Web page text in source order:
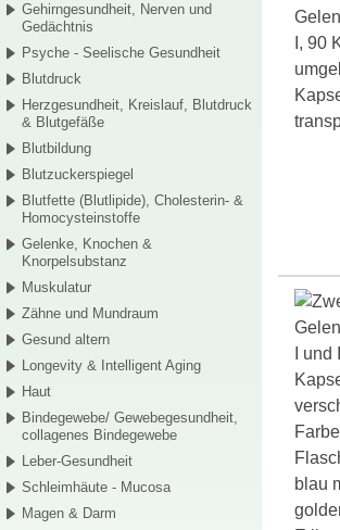
Gehirngesundheit, Nerven und
Gedächtnis
Psyche - Seelische Gesundheit
Blutdruck
Herzgesundheit, Kreislauf, Blutdruck
& Blutgefäße
Blutbildung
Blutzuckerspiegel
Blutfette (Blutlipide), Cholesterin- &
Homocysteinstoffe
Gelenke, Knochen &
Knorpelsubstanz
Muskulatur
Zähne und Mundraum
Gesund altern
Longevity & Intelligent Aging
Haut
Bindegewebe/ Gewebegesundheit,
collagenes Bindegewebe
Leber-Gesundheit
Schleimhäute - Mucosa
Magen & Darm